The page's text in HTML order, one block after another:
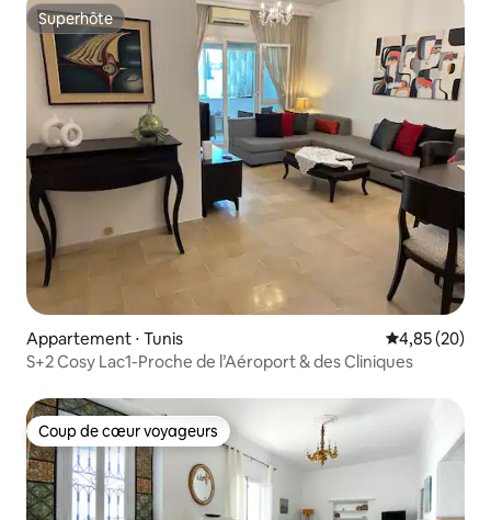
Superhôte
Superhôte
Appartement ⋅ Tunis Évaluation
4,85 (20)
S+2 Cosy Lac1-Proche de l’Aéroport & des Cliniques
Coup de cœur voyageurs
Coup de cœur voyageurs